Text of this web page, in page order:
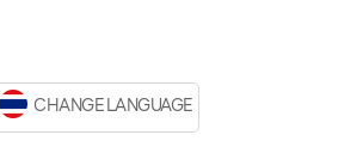
CHANGE LANGUAGE